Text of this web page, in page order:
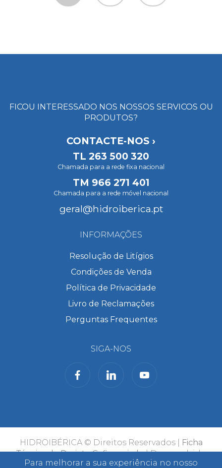
FICOU INTERESSADO NOS NOSSOS SERVICOS OU
PRODUTOS?
CONTACTE-NOS ›
TL 263 500 320
Chamada para a rede fixa nacional
TM 966 271 401
Chamada para a rede móvel nacional
geral@hidroiberica.pt
INFORMAÇÕES
Resolução de Litígios
Condições de Venda
Política de Privacidade
Livro de Reclamações
Perguntas Frequentes
SIGA-NOS
HIDROIBÉRICA © Direitos Reservados |
Ficha
Técnica do Projeto Cofinanciado| Desenvolvido
porBomsite
Para melhorar a sua experiência no nosso